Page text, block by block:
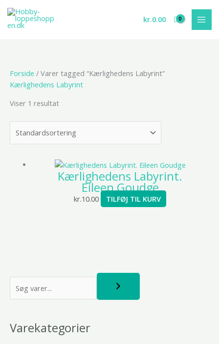
indholdet
kr.0.00
S
Varekategorier
Forside / Varer tagged “Kærlighedens Labyrint”
Kærlighedens Labyrint
Viser 1 resultat
Kærlighedens Labyrint.
Eileen Goudge
kr.10.00 TILFØJ TIL KURV